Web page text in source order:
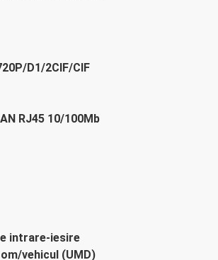
D1/2CIF/CIF
RJ45 10/100Mb
intrare-iesire
vehicul (UMD)